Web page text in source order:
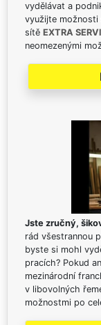
vydělávat a
využijte možnosti
sítě EXTRA
neomezenými
Jste zručný,
rád všestrannou
byste si mohl
pracích? Pokud
mezinárodní
v libovolných
možnostmi po